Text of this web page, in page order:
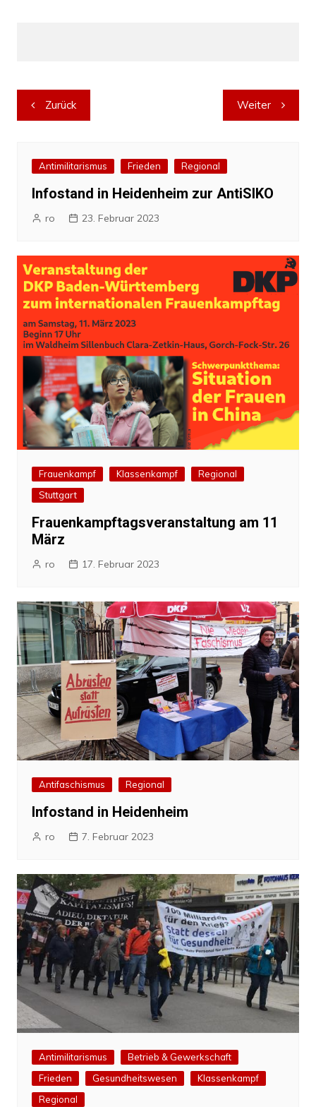
Beitragsnavigation
Zurück Weiter
Antimilitarismus Frieden Regional
Infostand in Heidenheim zur AntiSIKO
ro 23. Februar 2023
Frauenkampf Klassenkampf
Regional
Stuttgart
Frauenkampftagsveranstaltung am 11
März
ro 17. Februar 2023
Antifaschismus Regional
Infostand in Heidenheim
ro 7. Februar 2023
Antimilitarismus
Betrieb & Gewerkschaft
Frieden
Gesundheitswesen
Klassenkampf
Regional